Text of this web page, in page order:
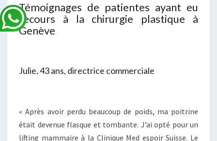
Témoignages de patientes ayant eu
recours à la chirurgie plastique à
Genève
Julie, 43 ans, directrice commerciale
« Après avoir perdu beaucoup de poids, ma poitrine
était devenue flasque et tombante. J’ai opté pour un
lifting mammaire à la Clinique Med espoir Suisse. Le